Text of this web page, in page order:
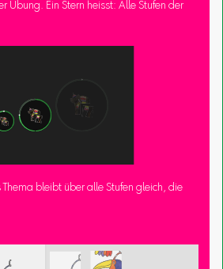
Übung. Ein Stern heisst: Alle Stufen der
Thema bleibt über alle Stufen gleich, die